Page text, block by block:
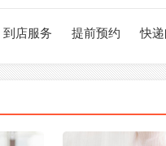
到店服务 提前预约 快